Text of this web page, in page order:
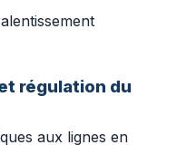
régulation du
aux lignes en